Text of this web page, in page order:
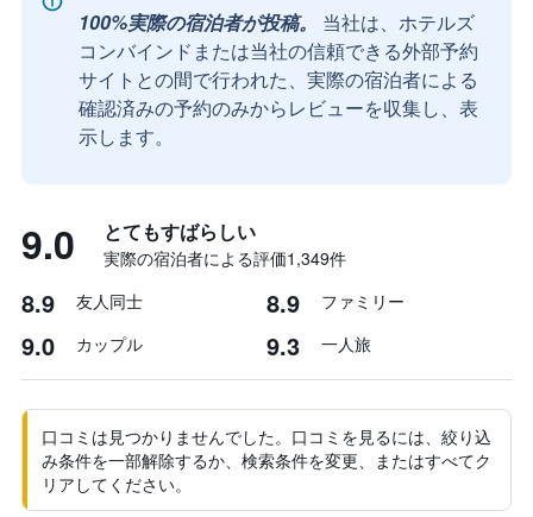
100%実際の宿泊者が投稿。
当社は、ホテルズ
コンバインドまたは当社の信頼できる外部予約
サイトとの間で行われた、実際の宿泊者による
確認済みの予約のみからレビューを収集し、表
示します。
9.0 とてもすばらしい
実際の宿泊者による評価1,349​件
8.9 友人同士 8.9 ファミリー
9.0 カップル 9.3 一人旅
口コミは見つかりませんでした。口コミを見るには、絞り込
み条件を一部解除するか、検索条件を変更、またはすべてク
リアしてください。